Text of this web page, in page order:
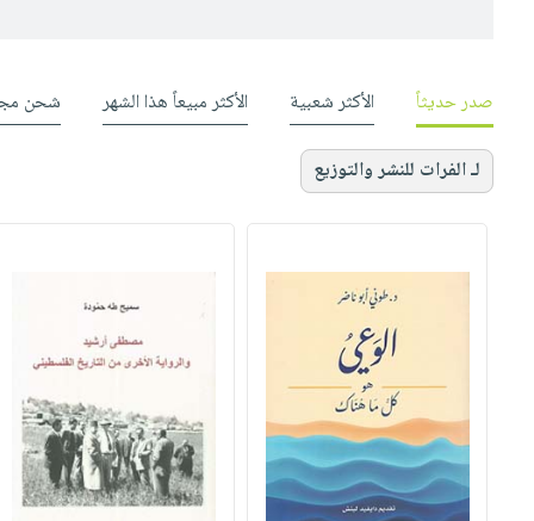
صدر حديثاً الأكثر شعبية الأكثر مبيعاً هذا الشهر شحن
لـ الفرات للنشر والتوزيع